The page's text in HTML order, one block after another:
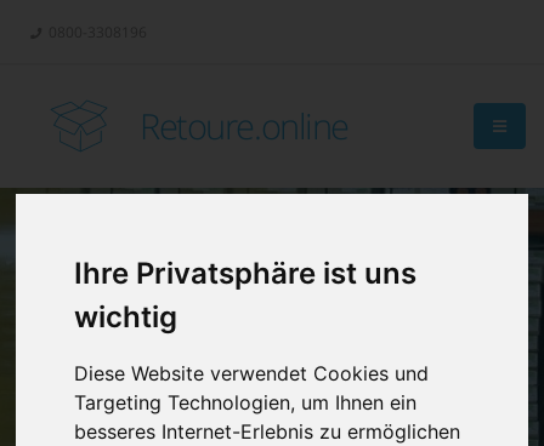
Ihre Privatsphäre ist uns
wichtig
Diese Website verwendet Cookies und
Targeting Technologien, um Ihnen ein
besseres Internet-Erlebnis zu ermöglichen
Retoure.online
Retouren-
Management?